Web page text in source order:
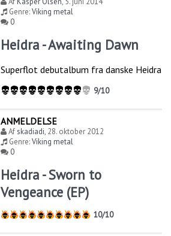
Genre:Viking metal
0
Heidra - Awaiting Dawn
Superflot debutalbum fra danske Heidra
9/10
ANMELDELSE
Afskadiadi, 28. oktober 2012
Genre:Viking metal
0
Heidra - Sworn to
Vengeance (EP)
10/10